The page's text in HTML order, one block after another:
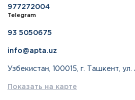
977272004
Telegram
93 5050675
info@apta.uz
Узбекистан, 100015, г. Ташкент, ул.
Показать на карте